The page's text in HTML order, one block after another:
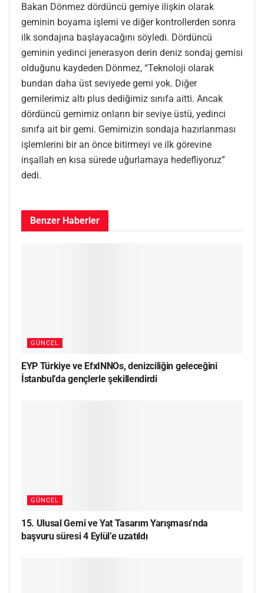
Bakan Dönmez dördüncü gemiye ilişkin olarak
geminin boyama işlemi ve diğer kontrollerden sonra
ilk sondajına başlayacağını söyledi. Dördüncü
geminin yedinci jenerasyon derin deniz sondaj gemisi
olduğunu kaydeden Dönmez, “Teknoloji olarak
bundan daha üst seviyede gemi yok. Diğer
gemilerimiz altı plus dediğimiz sınıfa aitti. Ancak
dördüncü gemimiz onların bir seviye üstü, yedinci
sınıfa ait bir gemi. Gemimizin sondaja hazırlanması
işlemlerini bir an önce bitirmeyi ve ilk görevine
inşallah en kısa sürede uğurlamaya hedefliyoruz”
dedi.
Benzer Haberler
GÜNCEL
EYP Türkiye ve EfxINNOs, denizciliğin geleceğini
İstanbul’da gençlerle şekillendirdi
GÜNCEL
15. Ulusal Gemi ve Yat Tasarım Yarışması’nda
başvuru süresi 4 Eylül’e uzatıldı